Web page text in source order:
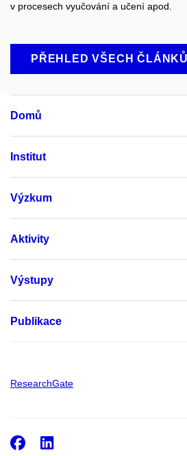
v procesech vyučování a učení apod.
PŘEHLED VŠECH ČLÁNKŮ
Domů
Institut
Výzkum
Aktivity
Výstupy
Publikace
ResearchGate
Facebook
LinkedIn